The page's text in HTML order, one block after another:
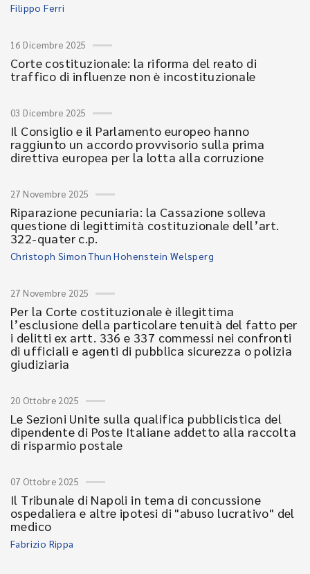
Filippo Ferri
16 Dicembre 2025
Corte costituzionale: la riforma del reato di
traffico di influenze non è incostituzionale
03 Dicembre 2025
Il Consiglio e il Parlamento europeo hanno
raggiunto un accordo provvisorio sulla prima
direttiva europea per la lotta alla corruzione
27 Novembre 2025
Riparazione pecuniaria: la Cassazione solleva
questione di legittimità costituzionale dell’art.
322-quater c.p.
Christoph Simon Thun Hohenstein Welsperg
27 Novembre 2025
Per la Corte costituzionale è illegittima
l’esclusione della particolare tenuità del fatto per
i delitti ex artt. 336 e 337 commessi nei confronti
di ufficiali e agenti di pubblica sicurezza o polizia
giudiziaria
20 Ottobre 2025
Le Sezioni Unite sulla qualifica pubblicistica del
dipendente di Poste Italiane addetto alla raccolta
di risparmio postale
07 Ottobre 2025
Il Tribunale di Napoli in tema di concussione
ospedaliera e altre ipotesi di "abuso lucrativo" del
medico
Fabrizio Rippa